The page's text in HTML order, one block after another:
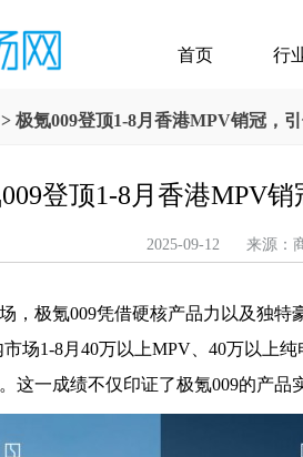
首页 行
> 极氪009登顶1-8月香港MPV销冠，
登顶1-8月香港MPV
2025-09-12 来源：
，极氪009凭借硬核产品力以及独特
场1-8月40万以上MPV、40万以上
这一成绩不仅印证了极氪009的产品